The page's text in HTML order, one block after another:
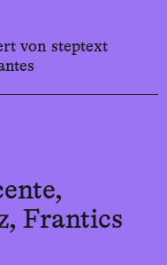
von steptext
Frantics